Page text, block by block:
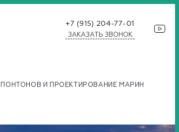
+7 (915) 204-77-01
ЗАКАЗАТЬ ЗВОНОК
И ПРОЕКТИРОВАНИЕ МАРИН